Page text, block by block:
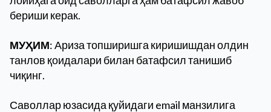
бериши керак.
МУҲИМ: Ариза топширишга киришишдан олдин
танлов қоидалари билан батафсил танишиб
чиқинг.
Саволлар юзасида қуйидаги email манзилига